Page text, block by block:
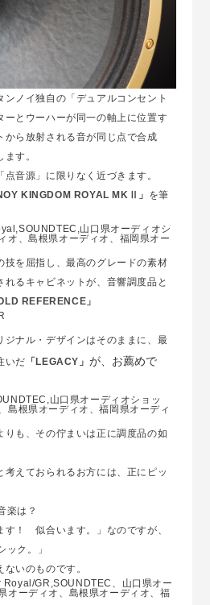
ンノイ独自の「デュアルコンセント
ーとウーハーが同一の軸上に位置す
から放射される音が同じ点で合成
す。
音源」に限りなく近づきます。
KINGDOM ROYAL MKⅡ」 を筆
技を屈指し、最高のグレードの素材
るキャビネットが、音響調度品と
REFERENCE」
ジナル・デザインはそのままに、最
いだ 「 LEGACY 」 が、お薦めで
りも、その佇まいは正に調度品の如
考えておられるお方には、正にピッ
楽は？
す！ 似合います。」なのですが、
ック。」
いのものです。